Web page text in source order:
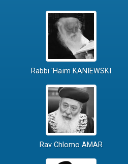
Rabbi 'Haïm KANIEWSKI
Rav Chlomo AMAR